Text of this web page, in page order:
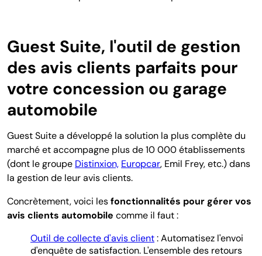
Guest Suite, l'outil de gestion
des avis clients parfaits pour
votre concession ou garage
automobile
Guest Suite a développé la solution la plus complète du
marché et accompagne plus de 10 000 établissements
(dont le groupe Distinxion, Europcar, Emil Frey, etc.) dans
la gestion de leur avis clients.
Concrètement, voici lesfonctionnalités pour gérer vos
avis clients automobile comme il faut :
Outil de collecte d'avis client: Automatisez l'envoi
d'enquête de satisfaction. L'ensemble des retours